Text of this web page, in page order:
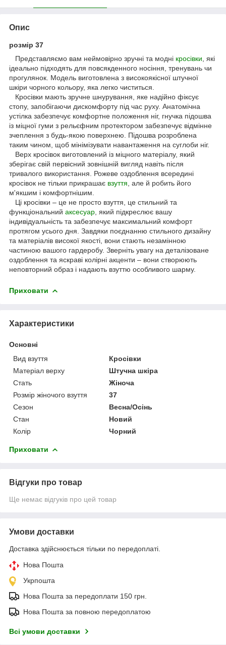
Опис
розмір 37
Представляємо вам неймовірно зручні та модні кросівки , які
ідеально підходять для повсякденного носіння, тренувань чи
прогулянок. Модель виготовлена ​​з високоякісної штучної
шкіри чорного кольору, яка легко чиститься.
Кросівки мають зручне шнурування, яке надійно фіксує
стопу, запобігаючи дискомфорту під час руху. Анатомічна
устілка забезпечує комфортне положення ніг, гнучка підошва
із міцної гуми з рельєфним протектором забезпечує відмінне
зчеплення з будь-якою поверхнею. Підошва розроблена
таким чином, щоб мінімізувати навантаження на суглоби ніг.
Верх кросівок виготовлений із міцного матеріалу, який
зберігає свій первісний зовнішній вигляд навіть після
тривалого використання. Рожеве оздоблення всередині
кросівок не тільки прикрашає взуття , але й робить його
м'якшим і комфортнішим.
Ці кросівки – це не просто взуття, це стильний та
функціональний аксесуар , який підкреслює вашу
індивідуальність та забезпечує максимальний комфорт
протягом усього дня. Завдяки поєднанню стильного дизайну
та матеріалів високої якості, вони стають незамінною
частиною вашого гардеробу. Зверніть увагу на деталізоване
оздоблення та яскраві колірні акценти – вони створюють
неповторний образ і надають взуттю особливого шарму.
Приховати
Характеристики
Основні
Вид взуття
Кросівки
Матеріал верху
Штучна шкіра
Стать
Жіноча
Розмір жіночого взуття
37
Сезон
Весна/Осінь
Стан
Новий
Колір
Чорний
Приховати
Відгуки про товар
Ще немає відгуків про цей товар
Умови доставки
Доставка здійснюється тільки по передоплаті.
Нова Пошта
Укрпошта
Нова Пошта за передоплати 150 грн.
Нова Пошта за повною передоплатою
Всі умови доставки